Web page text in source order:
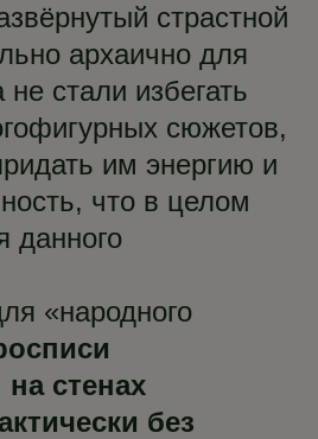
страстной
архаично для
стали избегать
сюжетов,
им энергию и
что в целом
данного
«народного
стенах
без